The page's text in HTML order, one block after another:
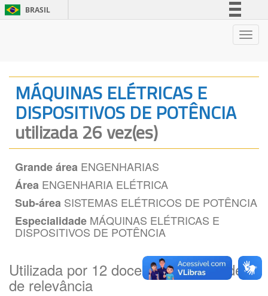
BRASIL
Legislação
Canais
MÁQUINAS ELÉTRICAS E
DISPOSITIVOS DE POTÊNCIA
utilizada 26 vez(es)
Grande área ENGENHARIAS
Área ENGENHARIA ELÉTRICA
Sub-área SISTEMAS ELÉTRICOS DE POTÊNCIA
Especialidade MÁQUINAS ELÉTRICAS E
DISPOSITIVOS DE POTÊNCIA
Utilizada por 12 docente(es) por ordem
de relevância